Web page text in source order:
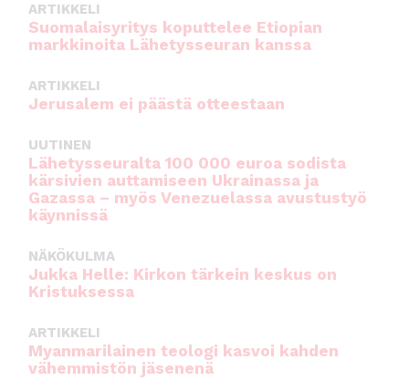
ARTIKKELI
Suomalaisyritys koputtelee Etiopian
markkinoita Lähetysseuran kanssa
ARTIKKELI
Jerusalem ei päästä otteestaan
UUTINEN
Lähetysseuralta 100 000 euroa sodista
kärsivien auttamiseen Ukrainassa ja
Gazassa – myös Venezuelassa avustustyö
käynnissä
NÄKÖKULMA
Jukka Helle: Kirkon tärkein keskus on
Kristuksessa
ARTIKKELI
Myanmarilainen teologi kasvoi kahden
vähemmistön jäsenenä